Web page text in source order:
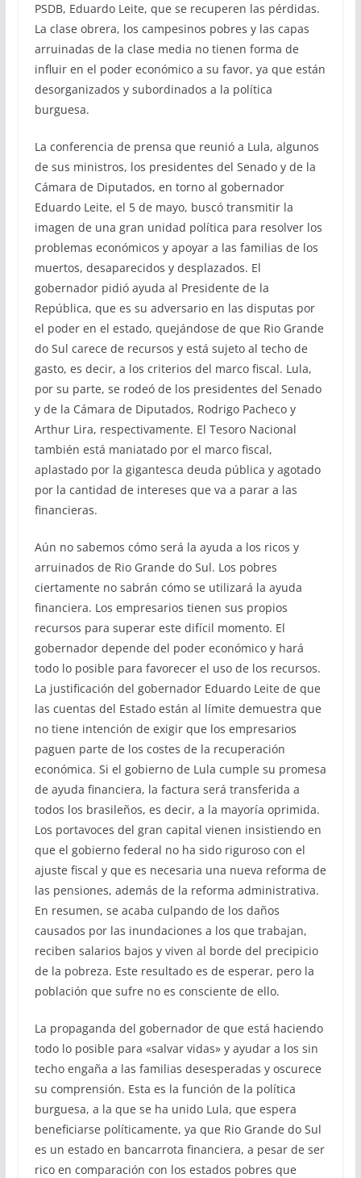
PSDB, Eduardo Leite, que se recuperen las pérdidas.
La clase obrera, los campesinos pobres y las capas
arruinadas de la clase media no tienen forma de
influir en el poder económico a su favor, ya que están
desorganizados y subordinados a la política
burguesa.
La conferencia de prensa que reunió a Lula, algunos
de sus ministros, los presidentes del Senado y de la
Cámara de Diputados, en torno al gobernador
Eduardo Leite, el 5 de mayo, buscó transmitir la
imagen de una gran unidad política para resolver los
problemas económicos y apoyar a las familias de los
muertos, desaparecidos y desplazados. El
gobernador pidió ayuda al Presidente de la
República, que es su adversario en las disputas por
el poder en el estado, quejándose de que Rio Grande
do Sul carece de recursos y está sujeto al techo de
gasto, es decir, a los criterios del marco fiscal. Lula,
por su parte, se rodeó de los presidentes del Senado
y de la Cámara de Diputados, Rodrigo Pacheco y
Arthur Lira, respectivamente. El Tesoro Nacional
también está maniatado por el marco fiscal,
aplastado por la gigantesca deuda pública y agotado
por la cantidad de intereses que va a parar a las
financieras.
Aún no sabemos cómo será la ayuda a los ricos y
arruinados de Rio Grande do Sul. Los pobres
ciertamente no sabrán cómo se utilizará la ayuda
financiera. Los empresarios tienen sus propios
recursos para superar este difícil momento. El
gobernador depende del poder económico y hará
todo lo posible para favorecer el uso de los recursos.
La justificación del gobernador Eduardo Leite de que
las cuentas del Estado están al límite demuestra que
no tiene intención de exigir que los empresarios
paguen parte de los costes de la recuperación
económica. Si el gobierno de Lula cumple su promesa
de ayuda financiera, la factura será transferida a
todos los brasileños, es decir, a la mayoría oprimida.
Los portavoces del gran capital vienen insistiendo en
que el gobierno federal no ha sido riguroso con el
ajuste fiscal y que es necesaria una nueva reforma de
las pensiones, además de la reforma administrativa.
En resumen, se acaba culpando de los daños
causados por las inundaciones a los que trabajan,
reciben salarios bajos y viven al borde del precipicio
de la pobreza. Este resultado es de esperar, pero la
población que sufre no es consciente de ello.
La propaganda del gobernador de que está haciendo
todo lo posible para «salvar vidas» y ayudar a los sin
techo engaña a las familias desesperadas y oscurece
su comprensión. Esta es la función de la política
burguesa, a la que se ha unido Lula, que espera
beneficiarse políticamente, ya que Rio Grande do Sul
es un estado en bancarrota financiera, a pesar de ser
rico en comparación con los estados pobres que